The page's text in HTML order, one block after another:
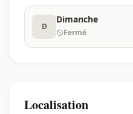
D
Dimanche
Fermé
Localisation